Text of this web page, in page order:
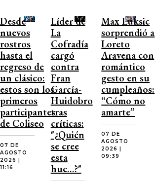
Desde
nuevos
rostros
hasta el
regreso de
un clásico:
estos son los
primeros
participantes
de Coliseo
07 DE
AGOSTO
2026 |
11:16
Líder de
La
Cofradía
cargó
contra
Fran
García-
Huidobro
tras
críticas:
"¿Quién
se cree
esta
hue…?"
Max Luksic
sorprendió a
Loreto
Aravena con
romántico
gesto en su
cumpleaños:
“Cómo no
amarte”
07 DE
AGOSTO
2026 |
09:39